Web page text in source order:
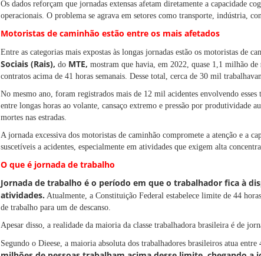
Os dados reforçam que jornadas extensas afetam diretamente a capacidade
operacionais. O problema se agrava em setores como transporte, indústria,
Motoristas de caminhão estão entre os mais afetados
Entre as categorias mais expostas às longas jornadas estão os motoristas de
Sociais (Rais), do MTE, mostram que havia, em 2022, quase 1,1 milhão
contratos acima de 41 horas semanais. Desse total, cerca de 30 mil
No mesmo ano, foram registrados mais de 12 mil acidentes envolvendo
entre longas horas ao volante, cansaço extremo e pressão por produtividade
mortes nas estradas.
A jornada excessiva dos motoristas de caminhão compromete a atenção e a
suscetíveis a acidentes, especialmente em atividades que exigem alta
O que é jornada de trabalho
Jornada de trabalho é o período em que o trabalhador fica à
atividades. Atualmente, a Constituição Federal estabelece limite de 44
de trabalho para um de descanso.
Apesar disso, a realidade da maioria da classe trabalhadora brasileira é de
Segundo o Dieese, a maioria absoluta dos trabalhadores brasileiros atua